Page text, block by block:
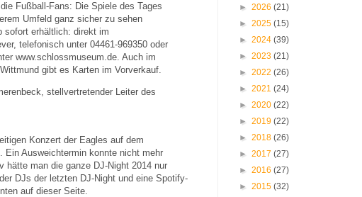
Fußball-Fans: Die Spiele des Tages
Umfeld ganz sicher zu sehen
sofort erhältlich: direkt im
telefonisch unter 04461-969350 oder
www.schlossmuseum.de. Auch im
gibt es Karten im Vorverkauf.
stellvertretender Leiter des
Konzert der Eagles auf dem
Ein Ausweichtermin konnte nicht mehr
hätte man die ganze DJ-Night 2014 nur
DJs der letzten DJ-Night und eine Spotify-
auf dieser Seite.
► 2026 (21)
► 2025 (15)
► 2024 (39)
► 2023 (21)
► 2022 (26)
► 2021 (24)
► 2020 (22)
► 2019 (22)
► 2018 (26)
► 2017 (27)
► 2016 (27)
► 2015 (32)